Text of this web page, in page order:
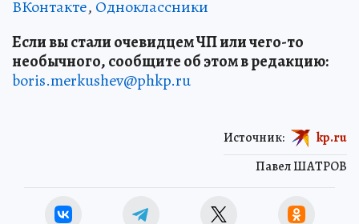
ВКонтакте, Одноклассники
Если вы стали очевидцем ЧП или чего-то
необычного, сообщите об этом в редакцию:
boris.merkushev@phkp.ru
Павел ШАТРОВ
Источник: kp.ru